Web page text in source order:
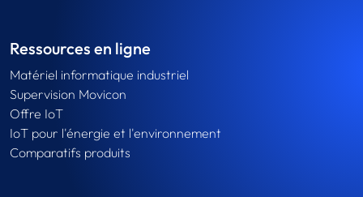
Ressources en ligne
Matériel informatique industriel
Supervision Movicon
Offre IoT
IoT pour l'énergie et l'environnement
Comparatifs produits